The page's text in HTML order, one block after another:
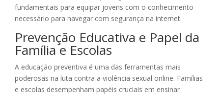
fundamentais para equipar jovens com o conhecimento
necessário para navegar com segurança na internet.
Prevenção Educativa e Papel da
Família e Escolas
A educação preventiva é uma das ferramentas mais
poderosas na luta contra a violência sexual online. Famílias
e escolas desempenham papéis cruciais em ensinar